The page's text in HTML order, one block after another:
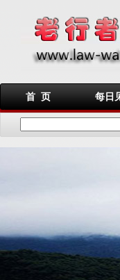
首 页 每日